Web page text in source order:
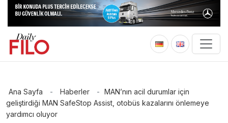
Ana Sayfa - Haberler - MAN’nın acil durumlar için
geliştirdiği MAN SafeStop Assist, otobüs kazalarını önlemeye
yardımcı oluyor